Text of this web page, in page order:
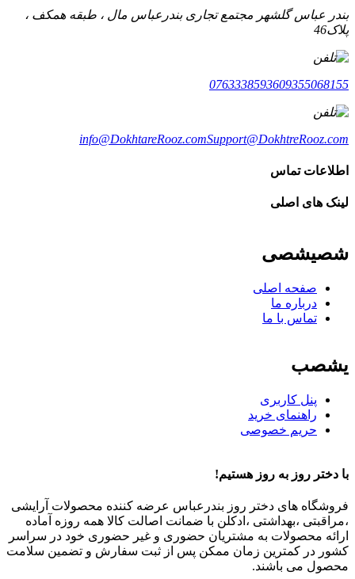
بندر عباس گلشهر مجتمع تجاری بندرعباس مال ، طبقه همکف ،
پلاک46
0763338593609355068155
info@DokhtareRooz.comSupport@DokhtreRooz.com
اطلاعات تماس
لینک های اصلی
شصیشصی
صفحه اصلی
درباره ما
تماس با ما
یشصب
پنل کاربری
راهنمای خرید
حریم خصوصی
با دختر روز به روز هستیم!
فروشگاه های دختر روز بندرعباس عرضه کننده محصولات آرایشی
،مراقبتی ،بهداشتی ،ادکلن با ضمانت اصالت کالا همه روزه آماده
ارائه محصولات به مشتریان حضوری و غیر حضوری خود در سراسر
کشور در کمترین زمان ممکن پس از ثبت سفارش و تضمین سلامت
محصول می باشند.